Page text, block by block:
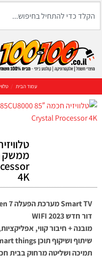
עמוד הבית /
4K
דור חדש 2023 WIFI
מובנה + חיבור קווי,
שיתוף ושיקוף תוכן Smart things
תמיכה ושליטה מרחוק בבית